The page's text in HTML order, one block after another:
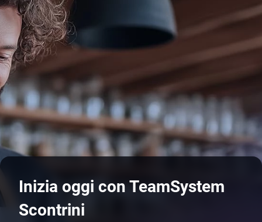
Inizia oggi con TeamSystem
Scontrini